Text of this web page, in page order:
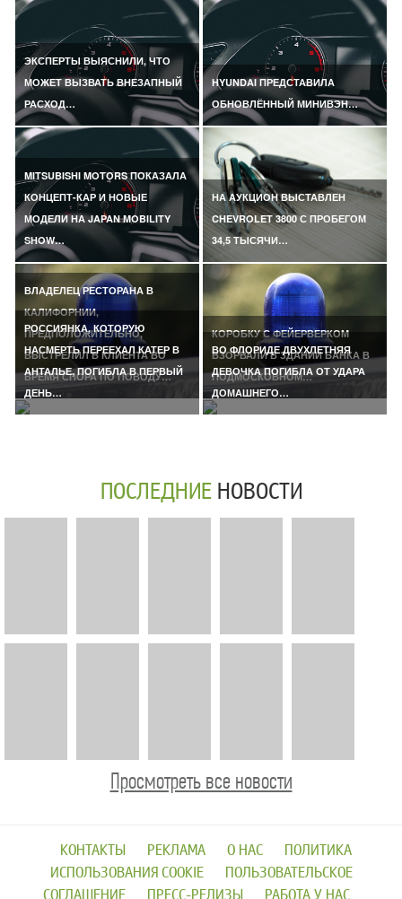
ЭКСПЕРТЫ ВЫЯСНИЛИ, ЧТО
МОЖЕТ ВЫЗВАТЬ ВНЕЗАПНЫЙ
РАСХОД…
HYUNDAI ПРЕДСТАВИЛА
ОБНОВЛЁННЫЙ МИНИВЭН…
MITSUBISHI MOTORS ПОКАЗАЛА
КОНЦЕПТ-КАР И НОВЫЕ
МОДЕЛИ НА JAPAN MOBILITY
SHOW…
НА АУКЦИОН ВЫСТАВЛЕН
CHEVROLET 3800 С ПРОБЕГОМ
34,5 ТЫСЯЧИ…
ВЛАДЕЛЕЦ РЕСТОРАНА В
КАЛИФОРНИИ,
ПРЕДПОЛОЖИТЕЛЬНО,
ВЫСТРЕЛИЛ В КЛИЕНТА ВО
ВРЕМЯ СПОРА ПО ПОВОДУ…
КОРОБКУ С ФЕЙЕРВЕРКОМ
ВЗОРВАЛИ В ЗДАНИИ БАНКА В
ПОДМОСКОВНОМ…
РОССИЯНКА, КОТОРУЮ
НАСМЕРТЬ ПЕРЕЕХАЛ КАТЕР В
АНТАЛЬЕ, ПОГИБЛА В ПЕРВЫЙ
ДЕНЬ…
ВО ФЛОРИДЕ ДВУХЛЕТНЯЯ
ДЕВОЧКА ПОГИБЛА ОТ УДАРА
ДОМАШНЕГО…
ПОСЛЕДНИЕ НОВОСТИ
Просмотреть все новости
КОНТАКТЫ РЕКЛАМА О НАС
ПОЛИТИКА
ИСПОЛЬЗОВАНИЯ COOKIE
ПОЛЬЗОВАТЕЛЬСКОЕ
СОГЛАШЕНИЕ
ПРЕСС-РЕЛИЗЫ РАБОТА У НАС